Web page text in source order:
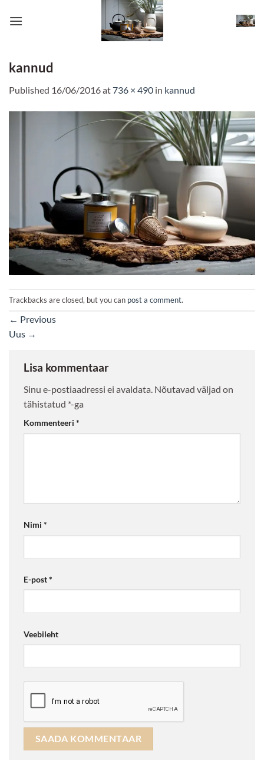
kannud
Published 16/06/2016at736 × 490 in kannud
Trackbacks are closed, but you can post a comment.
← Previous
Uus →
Lisa kommentaar
Sinu e-postiaadressi ei avaldata. Nõutavad väljad on
tähistatud *-ga
Kommenteeri *
Nimi *
E-post*
Veebileht